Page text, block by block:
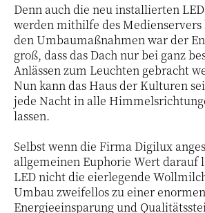
Denn auch die neu installierten
werden mithilfe des
den Umbaumaßnahmen war der
groß, dass das Dach nur bei ganz
Anlässen zum Leuchten gebracht
Nun kann das Haus der Kulturen
jede Nacht in alle
lassen.
Selbst wenn die Firma Digilux
allgemeinen Euphorie Wert darauf
LED nicht die eierlegende
Umbau zweifellos zu einer enormen
Energieeinsparung und